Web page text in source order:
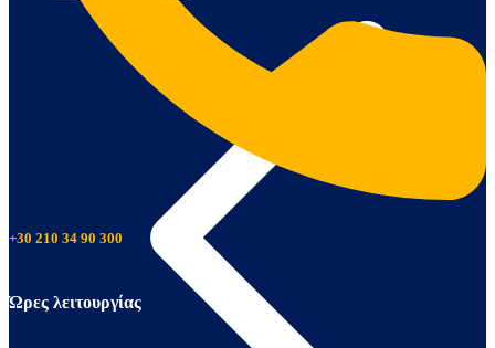
+30 210 34 90 300
Ώρες λειτουργίας